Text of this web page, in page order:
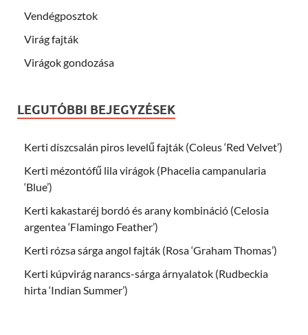
Vendégposztok
Virág fajták
Virágok gondozása
LEGUTÓBBI BEJEGYZÉSEK
Kerti díszcsalán piros levelű fajták (Coleus ‘Red Velvet’)
Kerti mézontófű lila virágok (Phacelia campanularia
‘Blue’)
Kerti kakastaréj bordó és arany kombináció (Celosia
argentea ‘Flamingo Feather’)
Kerti rózsa sárga angol fajták (Rosa ‘Graham Thomas’)
Kerti kúpvirág narancs-sárga árnyalatok (Rudbeckia
hirta ‘Indian Summer’)